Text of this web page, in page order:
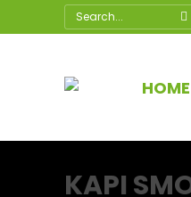
Search:
HOME
KAPI